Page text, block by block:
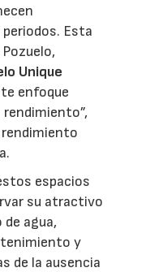
Esta
Unique
enfoque
rendimiento
espacios
su atractivo
agua,
y
de la ausencia